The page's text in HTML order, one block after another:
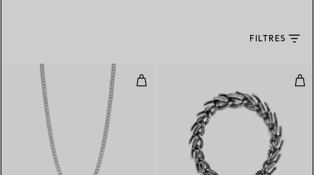
FILTRES
Collier à maillons gradués en